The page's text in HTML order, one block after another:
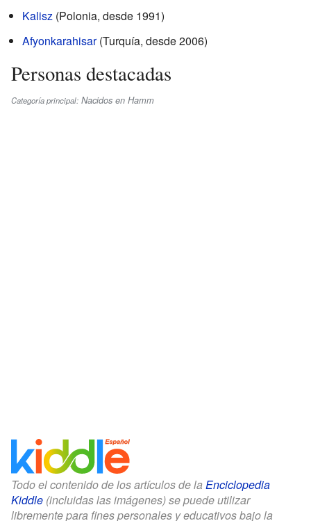
Kalisz (Polonia, desde 1991)
Afyonkarahisar(Turquía, desde 2006)
Personas destacadas
Categoría principal: Nacidos en Hamm
Todo el contenido de los artículos de la Enciclopedia
Kiddle (incluidas las imágenes) se puede utilizar
libremente para fines personales y educativos bajo la